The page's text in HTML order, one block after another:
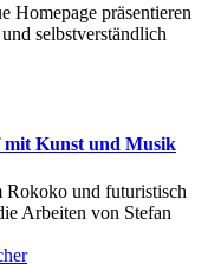
Homepage präsentieren
selbstverständlich
mit Kunst und Musik
und futuristisch
Arbeiten von Stefan